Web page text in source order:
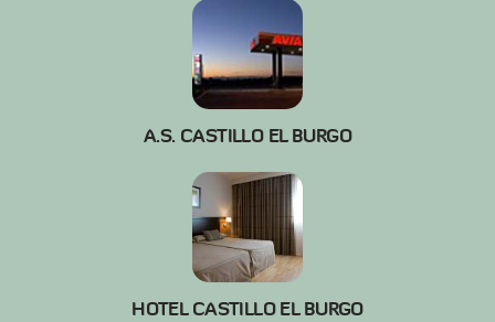
A.S. CASTILLO EL BURGO
HOTEL CASTILLO EL BURGO